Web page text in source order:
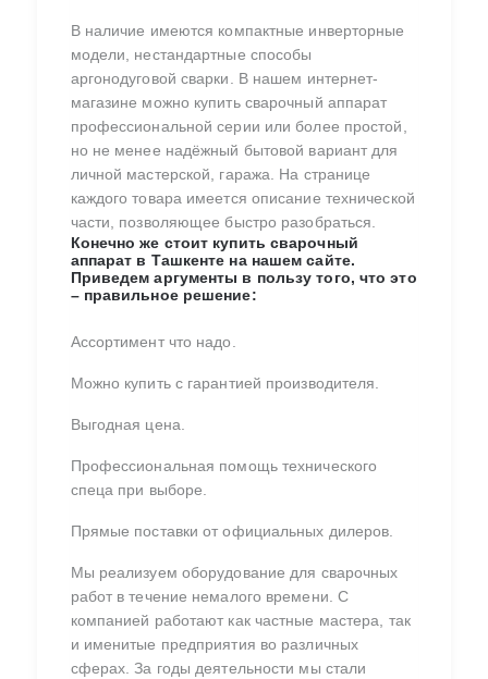
В наличие имеются компактные инверторные
модели, нестандартные способы
аргонодуговой сварки. В нашем интернет-
магазине можно купить сварочный аппарат
профессиональной серии или более простой,
но не менее надёжный бытовой вариант для
личной мастерской, гаража. На странице
каждого товара имеется описание технической
части, позволяющее быстро разобраться.
Конечно же стоит купить сварочный
аппарат в Ташкенте на нашем сайте.
Приведем аргументы в пользу того, что это
– правильное решение:
Ассортимент что надо.
Можно купить с гарантией производителя.
Выгодная цена.
Профессиональная помощь технического
спеца при выборе.
Прямые поставки от официальных дилеров.
Мы реализуем оборудование для сварочных
работ в течение немалого времени. С
компанией работают как частные мастера, так
и именитые предприятия во различных
сферах. За годы деятельности мы стали